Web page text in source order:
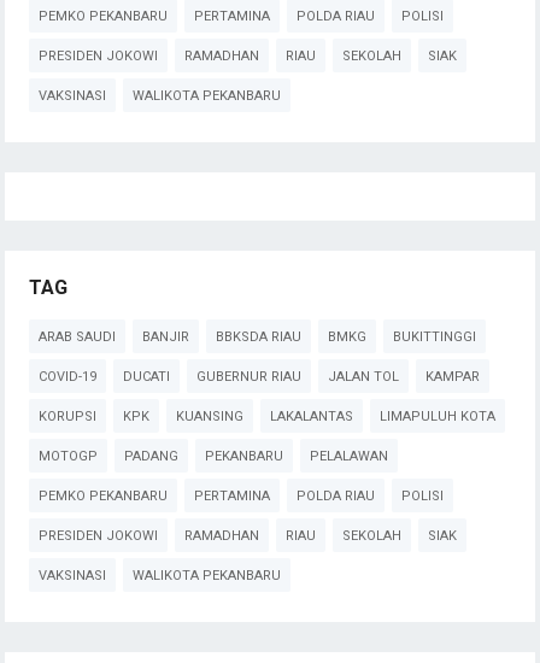
PEMKO PEKANBARU PERTAMINA POLDA RIAU POLISI
PRESIDEN JOKOWI RAMADHAN RIAU SEKOLAH SIAK
VAKSINASI WALIKOTA PEKANBARU
TAG
ARAB SAUDI BANJIR BBKSDA RIAU BMKG BUKITTINGGI
COVID-19 DUCATI GUBERNUR RIAU JALAN TOL KAMPAR
KORUPSI KPK KUANSING LAKALANTAS LIMAPULUH KOTA
MOTOGP PADANG PEKANBARU PELALAWAN
PEMKO PEKANBARU PERTAMINA POLDA RIAU POLISI
PRESIDEN JOKOWI RAMADHAN RIAU SEKOLAH SIAK
VAKSINASI WALIKOTA PEKANBARU